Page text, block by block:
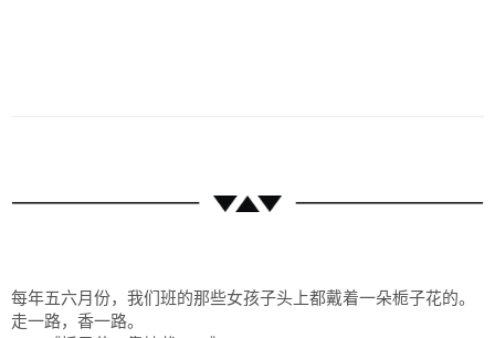
每年五六月份，我们班的那些女孩子头上都戴着一朵栀子花的。
走一路，香一路。